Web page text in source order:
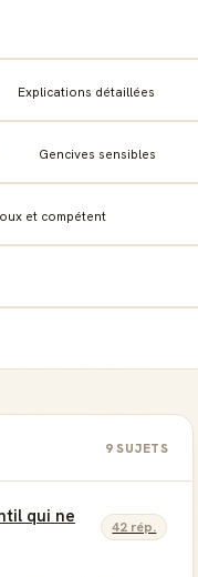
Explications détaillées
Gencives sensibles
et compétent
9 SUJETS
qui ne
42 rép.